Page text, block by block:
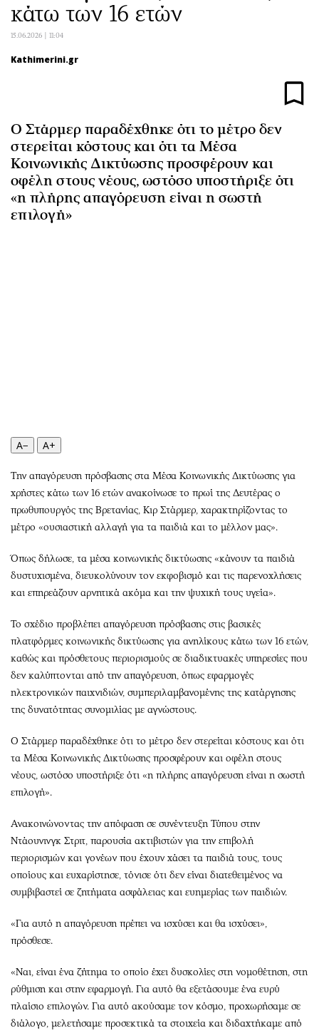
Αθλητισμός
Κύπρος
Ελλάδα
Οικονομία
Real Estate
Επιχειρήσεις
Αγορές
Money Review
Θέατρο-Χορός
Εικαστικά
Βιβλίο
Χειρόγραφα
Geek
Πολιτική
Οικονομία
Γενικά
Αναδρομές
Προσφορές
Προσωπικότητες στην ''Κ''
Επιστολές
κάτω των 16 ετών
15.06.2026 | 11:04
Kathimerini.gr
Ο Στάρμερ παραδέχθηκε ότι το μέτρο δεν
στερείται κόστους και ότι τα Μέσα
Κοινωνικής Δικτύωσης προσφέρουν και
οφέλη στους νέους, ωστόσο υποστήριξε ότι
«η πλήρης απαγόρευση είναι η σωστή
επιλογή»
A− A+
Την απαγόρευση πρόσβασης στα Μέσα Κοινωνικής Δικτύωσης για
χρήστες κάτω των 16 ετών ανακοίνωσε το πρωί της Δευτέρας ο
πρωθυπουργός της Βρετανίας, Κιρ Στάρμερ, χαρακτηρίζοντας το
μέτρο «ουσιαστική αλλαγή για τα παιδιά και το μέλλον μας».
Όπως δήλωσε, τα μέσα κοινωνικής δικτύωσης «κάνουν τα παιδιά
δυστυχισμένα, διευκολύνουν τον εκφοβισμό και τις παρενοχλήσεις
και επηρεάζουν αρνητικά ακόμα και την ψυχική τους υγεία».
Το σχέδιο προβλέπει απαγόρευση πρόσβασης στις βασικές
πλατφόρμες κοινωνικής δικτύωσης για ανηλίκους κάτω των 16 ετών,
καθώς και πρόσθετους περιορισμούς σε διαδικτυακές υπηρεσίες που
δεν καλύπτονται από την απαγόρευση, όπως εφαρμογές
ηλεκτρονικών παιχνιδιών, συμπεριλαμβανομένης της κατάργησης
της δυνατότητας συνομιλίας με αγνώστους.
Ο Στάρμερ παραδέχθηκε ότι το μέτρο δεν στερείται κόστους και ότι
τα Μέσα Κοινωνικής Δικτύωσης προσφέρουν και οφέλη στους
νέους, ωστόσο υποστήριξε ότι «η πλήρης απαγόρευση είναι η σωστή
επιλογή».
Ανακοινώνοντας την απόφαση σε συνέντευξη Τύπου στην
Ντάουνινγκ Στριτ, παρουσία ακτιβιστών για την επιβολή
περιορισμών και γονέων που έχουν χάσει τα παιδιά τους, τους
οποίους και ευχαρίστησε, τόνισε ότι δεν είναι διατεθειμένος να
συμβιβαστεί σε ζητήματα ασφάλειας και ευημερίας των παιδιών.
«Για αυτό η απαγόρευση πρέπει να ισχύσει και θα ισχύσει»,
πρόσθεσε.
«Ναι, είναι ένα ζήτημα το οποίο έχει δυσκολίες στη νομοθέτηση, στη
ρύθμιση και στην εφαρμογή. Για αυτό θα εξετάσουμε ένα ευρύ
πλαίσιο επιλογών. Για αυτό ακούσαμε τον κόσμο, προχωρήσαμε σε
διάλογο, μελετήσαμε προσεκτικά τα στοιχεία και διδαχτήκαμε από